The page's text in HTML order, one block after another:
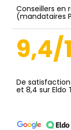
Conseillers en
(mandataires
9,4/
De
et 8,4 sur Eldo